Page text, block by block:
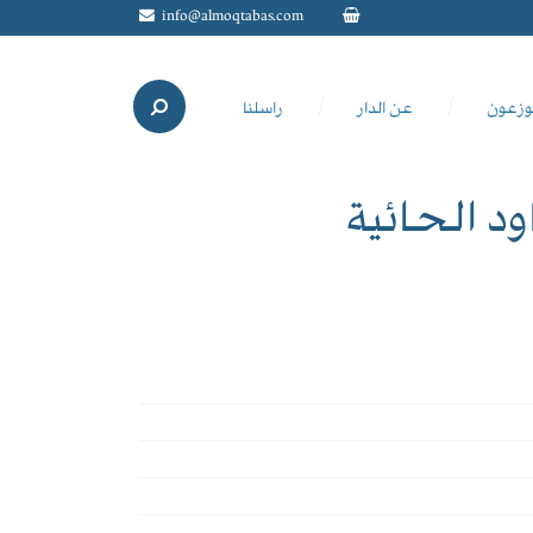
info@almoqtabas.com
عن الدار راسلنا
الحائية